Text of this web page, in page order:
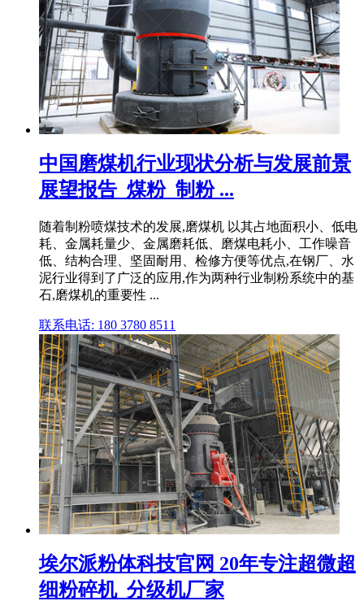
中国磨煤机行业现状分析与发展前景
展望报告_煤粉_制粉 ...
随着制粉喷煤技术的发展,磨煤机 以其占地面积小、低电
耗、金属耗量少、金属磨耗低、磨煤电耗小、工作噪音
低、结构合理、坚固耐用、检修方便等优点,在钢厂、水
泥行业得到了广泛的应用,作为两种行业制粉系统中的基
石,磨煤机的重要性 ...
联系电话: 180 3780 8511
埃尔派粉体科技官网 20年专注超微超
细粉碎机_分级机厂家